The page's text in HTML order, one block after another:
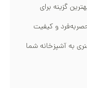
گزینه برای
و کیفیت
به آشپزخانه شما